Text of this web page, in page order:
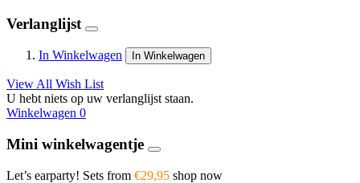
Verlanglijst
In Winkelwagen In Winkelwagen
View All Wish List
U hebt niets op uw verlanglijst staan.
Winkelwagen 0
Mini winkelwagentje
Let’s earparty! Sets from €29,95 shop now